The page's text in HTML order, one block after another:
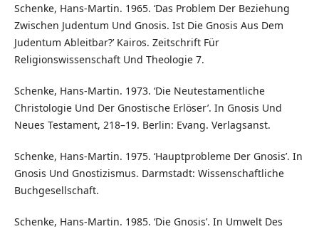
Schenke, Hans-Martin. 1965. ‘Das Problem Der Beziehung
Zwischen Judentum Und Gnosis. Ist Die Gnosis Aus Dem
Judentum Ableitbar?’ Kairos. Zeitschrift Für
Religionswissenschaft Und Theologie 7.
Schenke, Hans-Martin. 1973. ‘Die Neutestamentliche
Christologie Und Der Gnostische Erlöser’. In Gnosis Und
Neues Testament, 218–19. Berlin: Evang. Verlagsanst.
Schenke, Hans-Martin. 1975. ‘Hauptprobleme Der Gnosis’. In
Gnosis Und Gnostizismus. Darmstadt: Wissenschaftliche
Buchgesellschaft.
Schenke, Hans-Martin. 1985. ‘Die Gnosis’. In Umwelt Des